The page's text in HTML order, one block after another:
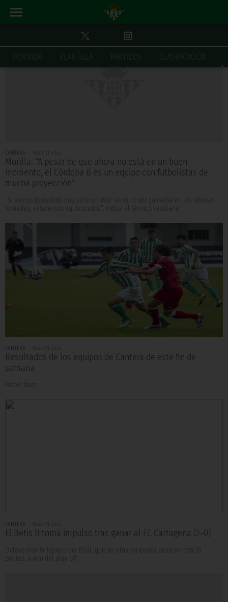
PORTADA PLANTILLA PARTIDOS CLASIFICACIÓN
CANTERA
Morilla: “A pesar de que ahora no está en un buen
momento, el Córdoba B es un equipo con futbolistas de
mucha proyección”
“Si vamos pensando que será un rival sencillo por su racha en las últimas
jornadas, estaremos equivocados”, indica el técnico sevillano
CANTERA
Resultados de los equipos de Cantera de este fin de
semana
Fútbol base
CANTERA
El Betis B toma impulso tras ganar al FC Cartagena (2-0)
Octavo triunfo liguero del filial, que se sitúa en quinta posición con 26
puntos, a uno del play off